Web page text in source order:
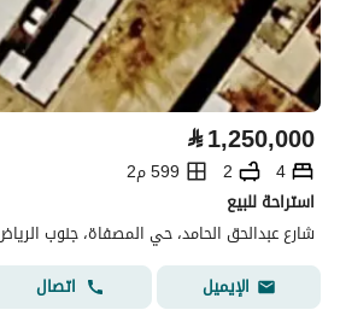
⃁1,250,000
4
2
599 م2
استراحة للبيع
شارع عبدالحق الحامد، حي المصفاة، جنوب
الإيميل
اتصال